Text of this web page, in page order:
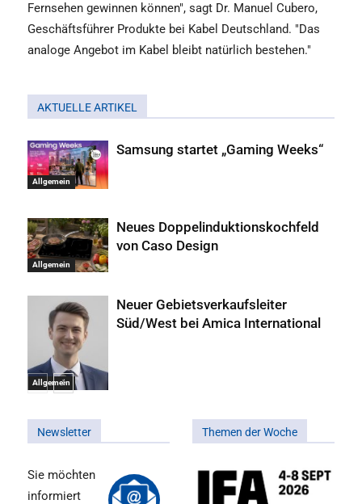
Fernsehen gewinnen können", sagt Dr. Manuel Cubero,
Geschäftsführer Produkte bei Kabel Deutschland. "Das
analoge Angebot im Kabel bleibt natürlich bestehen."
AKTUELLE ARTIKEL
Allgemein
Samsung startet „Gaming Weeks“
Allgemein
Neues Doppelinduktionskochfeld
von Caso Design
Allgemein
Neuer Gebietsverkaufsleiter
Süd/West bei Amica International
Newsletter
Sie möchten
informiert
Themen der Woche